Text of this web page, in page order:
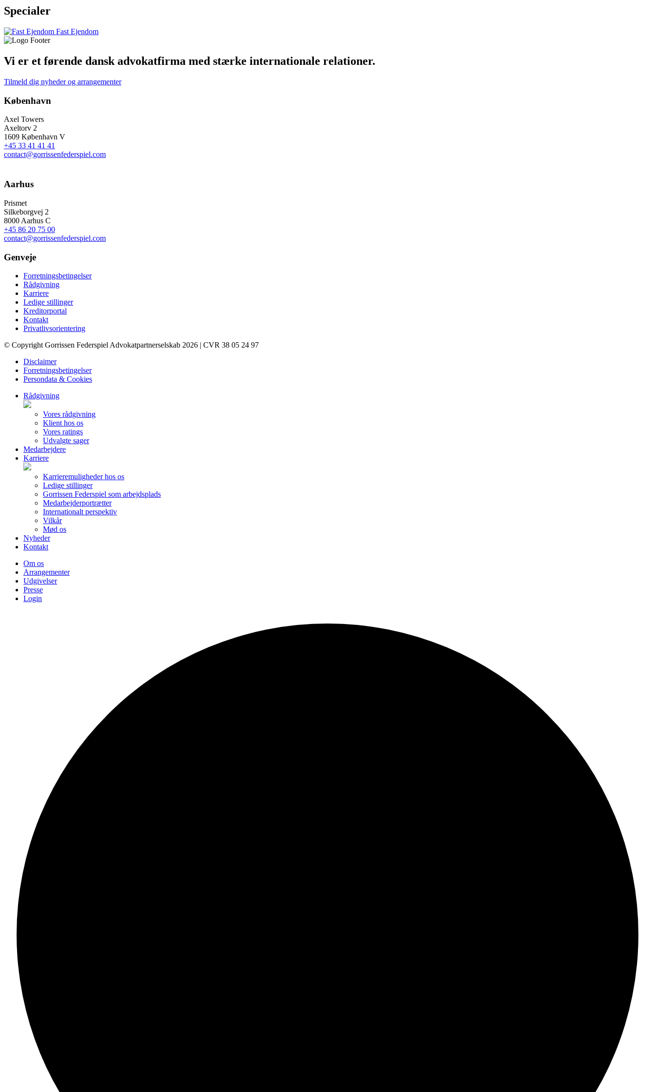
Specialer
Fast Ejendom
Vi er et førende dansk advokatfirma med stærke internationale relationer.
Tilmeld dig nyheder og arrangementer
København
Axel Towers
Axeltorv 2
1609 København V
+45 33 41 41 41
contact@gorrissenfederspiel.com
Aarhus
Prismet
Silkeborgvej 2
8000 Aarhus C
+45 86 20 75 00
contact@gorrissenfederspiel.com
Genveje
Forretningsbetingelser
Rådgivning
Karriere
Ledige stillinger
Kreditorportal
Kontakt
Privatlivsorientering
© Copyright Gorrissen Federspiel Advokatpartnerselskab 2026 | CVR 38 05 24 97
Disclaimer
Forretningsbetingelser
Persondata & Cookies
Rådgivning
Vores rådgivning
Klient hos os
Vores ratings
Udvalgte sager
Medarbejdere
Karriere
Karrieremuligheder hos os
Ledige stillinger
Gorrissen Federspiel som arbejdsplads
Medarbejderportrætter
Internationalt perspektiv
Vilkår
Mød os
Nyheder
Kontakt
Om os
Arrangementer
Udgivelser
Presse
Login